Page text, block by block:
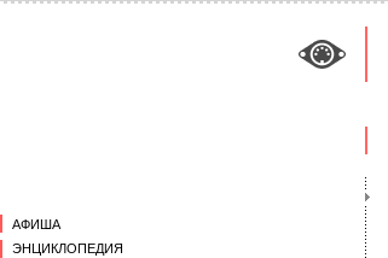
АФИША
ЭНЦИКЛОПЕДИЯ